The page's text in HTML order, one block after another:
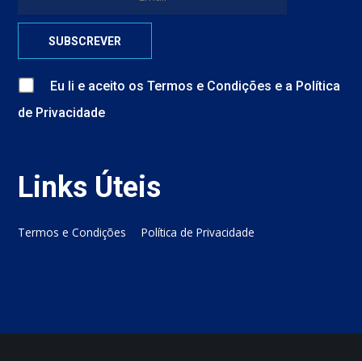
Eu li e aceito osTermos e Condições e a Política
de Privacidade
Links Úteis
Termos e Condições Política de Privacidade